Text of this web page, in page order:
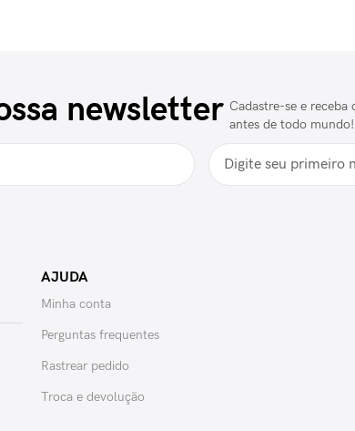
newsletter Cadastre-se e receba
antes de todo mundo!
AJUDA
Minha conta
Perguntas frequentes
Rastrear pedido
Troca e devolução